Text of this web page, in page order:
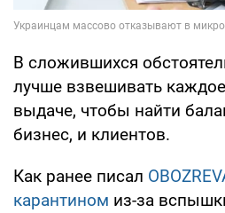
В сложившихся
лучше взвешивать
выдаче, чтобы найти
бизнес, и клиентов.
Как ранее писал
карантином из-за